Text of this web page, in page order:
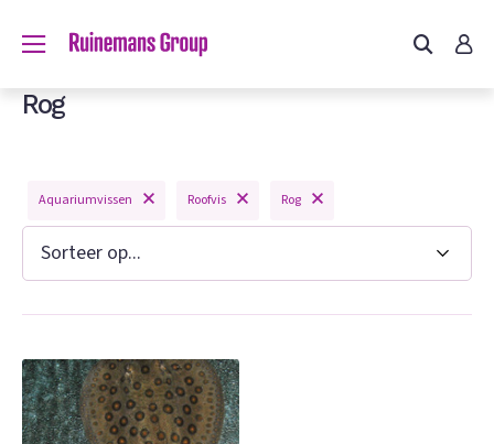
Rog
Aquariumvissen Roofvis Rog